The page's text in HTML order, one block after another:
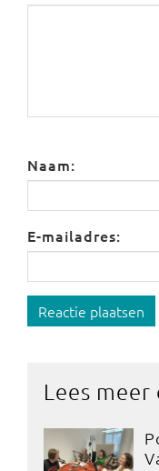
Naam:
E-mailadres:
Reactie plaatsen
Lees meer